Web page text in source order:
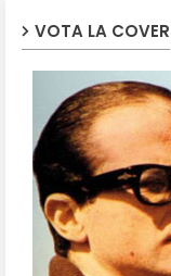
VOTA LA COVER